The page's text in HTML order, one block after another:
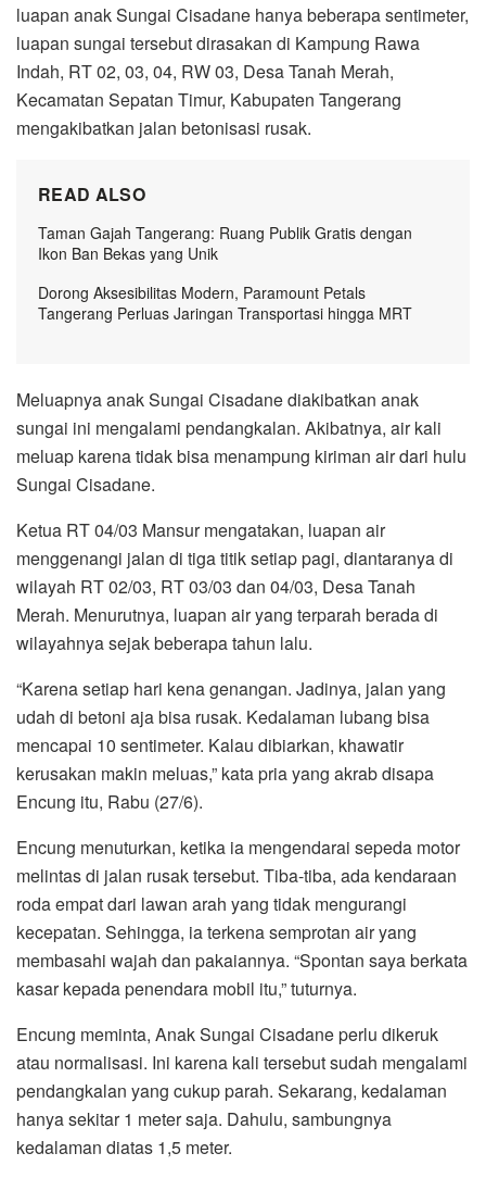
luapan anak Sungai Cisadane hanya beberapa sentimeter,
luapan sungai tersebut dirasakan di Kampung Rawa
Indah, RT 02, 03, 04, RW 03, Desa Tanah Merah,
Kecamatan Sepatan Timur, Kabupaten Tangerang
mengakibatkan jalan betonisasi rusak.
READ ALSO
Taman Gajah Tangerang: Ruang Publik Gratis dengan
Ikon Ban Bekas yang Unik
Dorong Aksesibilitas Modern, Paramount Petals
Tangerang Perluas Jaringan Transportasi hingga MRT
Meluapnya anak Sungai Cisadane diakibatkan anak
sungai ini mengalami pendangkalan. Akibatnya, air kali
meluap karena tidak bisa menampung kiriman air dari hulu
Sungai Cisadane.
Ketua RT 04/03 Mansur mengatakan, luapan air
menggenangi jalan di tiga titik setiap pagi, diantaranya di
wilayah RT 02/03, RT 03/03 dan 04/03, Desa Tanah
Merah. Menurutnya, luapan air yang terparah berada di
wilayahnya sejak beberapa tahun lalu.
“Karena setiap hari kena genangan. Jadinya, jalan yang
udah di betoni aja bisa rusak. Kedalaman lubang bisa
mencapai 10 sentimeter. Kalau dibiarkan, khawatir
kerusakan makin meluas,” kata pria yang akrab disapa
Encung itu, Rabu (27/6).
Encung menuturkan, ketika ia mengendarai sepeda motor
melintas di jalan rusak tersebut. Tiba-tiba, ada kendaraan
roda empat dari lawan arah yang tidak mengurangi
kecepatan. Sehingga, ia terkena semprotan air yang
membasahi wajah dan pakaiannya. “Spontan saya berkata
kasar kepada penendara mobil itu,” tuturnya.
Encung meminta, Anak Sungai Cisadane perlu dikeruk
atau normalisasi. Ini karena kali tersebut sudah mengalami
pendangkalan yang cukup parah. Sekarang, kedalaman
hanya sekitar 1 meter saja. Dahulu, sambungnya
kedalaman diatas 1,5 meter.